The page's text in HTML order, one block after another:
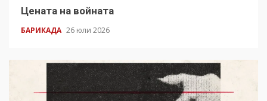
Цената на войната
БАРИКАДА 26 юли 2026